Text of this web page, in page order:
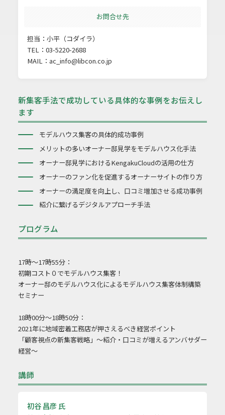
お問合せ先
担当：小平（コダイラ）
TEL：03-5220-2688
MAIL： ac_info@libcon.co.jp
新集客手法で成功している具体的な事例をお伝えし
ます
モデルハウス集客の具体的成功事例
メリットの多いオーナー邸見学をモデルハウス化手法
オーナー邸見学におけるKengakuCloudの活用の仕方
オーナーのファン化を促進するオーナーサイトの作り方
オーナーの満足度を向上し、口コミ増加させる成功事例
紹介に繋げるデジタルアプローチ手法
プログラム
17時～17時55分：
初期コスト０でモデルハウス集客！
オーナー邸のモデルハウス化によるモデルハウス集客体制構築
セミナー
18時00分～18時50分：
2021年に地域密着工務店が押さえるべき経営ポイント
「顧客視点の新集客戦略」～紹介・口コミが増えるアンバサダー
経営～
講師
初谷 昌彦 氏